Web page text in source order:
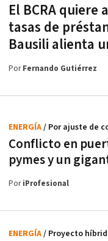
El BCRA
tasas de
Bausili alienta
PorFernando Gutiérrez
Conflicto en
pymes y un
ENERGÍA/ Por ajuste de
PoriProfesional
ENERGÍA/ Proyecto